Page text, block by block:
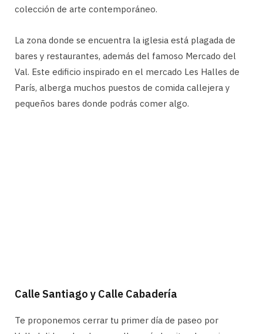
colección de arte contemporáneo.
La zona donde se encuentra la iglesia está plagada de
bares y restaurantes, además del famoso Mercado del
Val. Este edificio inspirado en el mercado Les Halles de
París, alberga muchos puestos de comida callejera y
pequeños bares donde podrás comer algo.
Calle Santiago y Calle Cabadería
Te proponemos cerrar tu primer día de paseo por